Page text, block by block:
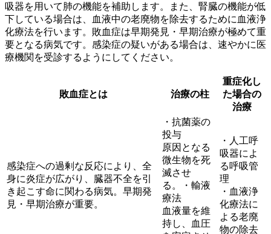
吸器を用いて肺の機能を補助します。また、腎臓の機能が低
下している場合は、血液中の老廃物を除去するために血液浄
化療法を行います。敗血症は早期発見・早期治療が極めて重
要となる病気です。感染症の疑いがある場合は、速やかに医
療機関を受診するようにしてください。
敗血症とは 治療の柱
重症化し
た場合の
治療
感染症への過剰な反応により、全
身に炎症が広がり、臓器不全を引
き起こす命に関わる病気。早期発
見・早期治療が重要。
・ 抗菌薬の
投与
原因となる
微生物を死
滅させ
る。・ 輸液
療法
血液量を維
持し、血圧
・人工呼
吸器によ
る呼吸管
理
・血液浄
化療法に
よる老廃
物の除去